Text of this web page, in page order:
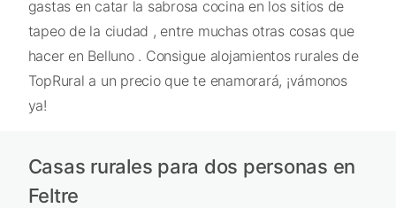
gastas en catar la sabrosa cocina en los sitios de
tapeo de la ciudad , entre muchas otras cosas que
hacer en Belluno . Consigue alojamientos rurales de
TopRural a un precio que te enamorará, ¡vámonos
ya!
Casas rurales para dos personas en
Feltre